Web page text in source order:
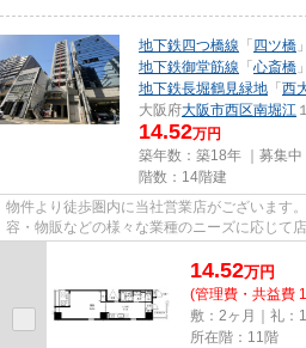
地下鉄四つ橋線 「四ツ橋
地下鉄御堂筋線 「心斎橋
地下鉄長堀鶴見緑地 「西
大阪府大阪市西区南堀江
14.52万円
築年数：築18年 ｜募集中
階数：14階建
物件より徒歩圏内に当社営業店がございます
容・物販などの様々な業種のニーズに応じて
尚、弊社ではおとり広告は一切...
14.52万円
(管理費・共益費
敷：2ヶ月｜礼：
所在階：11階